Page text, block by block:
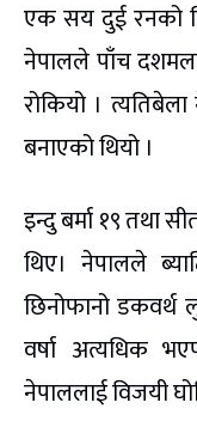
एक सय दुई रनको
नेपालले पाँच
रोकियो ।
बनाएको थियो ।
इन्दु बर्मा १९ तथा
थिए। नेपालले
छिनोफानो डकवर्थ
वर्षा अत्यधिक
नेपाललाई विजयी